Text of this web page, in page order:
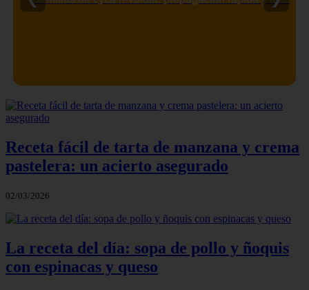
Receta fácil de tarta de manzana y crema
pastelera: un acierto asegurado
02/03/2026
La receta del día: sopa de pollo y ñoquis
con espinacas y queso